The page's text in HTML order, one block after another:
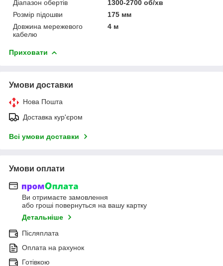
Діапазон обертів
1300-2700 об/хв
Розмір підошви
175 мм
Довжина мережевого
кабелю
4 м
Приховати
Умови доставки
Нова Пошта
Доставка кур'єром
Всі умови доставки
Умови оплати
Ви отримаєте замовлення
або гроші повернуться на вашу картку
Детальніше
Післяплата
Оплата на рахунок
Готівкою